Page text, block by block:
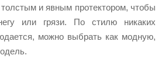
и явным протектором, чтобы
или грязи. По стилю никаких
можно выбрать как модную,